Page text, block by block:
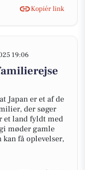
Kopiér link
19:06
Japan er et af de
der søger
et land fyldt med
møder gamle
få oplevelser,